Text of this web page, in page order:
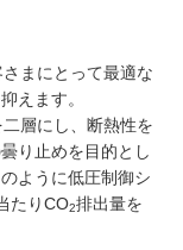
まにとって最適な
えます。
層にし、断熱性を
り止めを目的とし
ように低圧制御シ
たりCO2排出量を